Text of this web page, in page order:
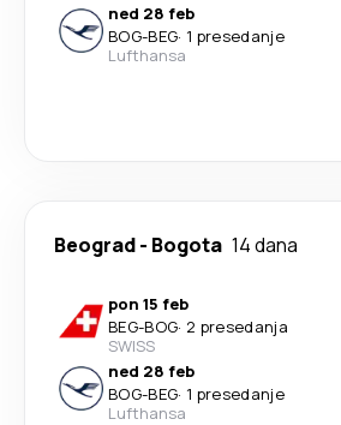
ned 28 feb
BOG-BEG· 1 presedanje
Lufthansa
Beograd- Bogota 14 dana
pon 15 feb
BEG-BOG· 2 presedanja
SWISS
ned 28 feb
BOG-BEG· 1 presedanje
Lufthansa